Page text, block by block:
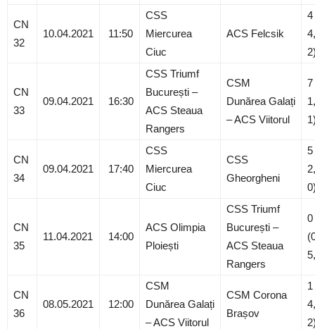
CN
32
10.04.2021 11:50
CSS
Miercurea
Ciuc
ACS Felcsik
4
CN
33
09.04.2021 16:30
CSS Triumf
București –
ACS Steaua
Rangers
CSM
Dunărea Galați
– ACS Viitorul
7
CN
34
09.04.2021 17:40
CSS
Miercurea
Ciuc
CSS
Gheorgheni
5
CN
35
11.04.2021 14:00
ACS Olimpia
Ploiești
CSS Triumf
București –
ACS Steaua
Rangers
0
CN
36
08.05.2021 12:00
CSM
Dunărea Galați
– ACS Viitorul
CSM Corona
Brașov